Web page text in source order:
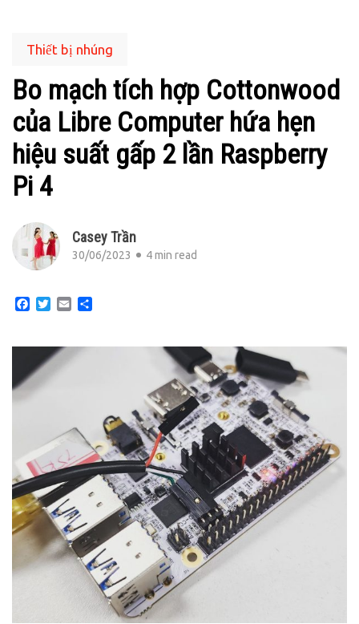
Thiết bị nhúng
Bo mạch tích hợp Cottonwood
của Libre Computer hứa hẹn
hiệu suất gấp 2 lần Raspberry
Pi 4
Casey Trần
30/06/2023 4 min read
Facebook
TwitterEmail